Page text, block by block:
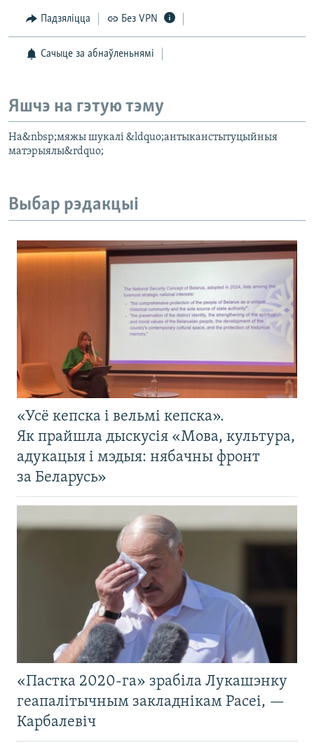
Падзяліцца Без VPN
Сачыце за абнаўленьнямі
Яшчэ на гэтую тэму
На&nbsp;мяжы шукалі &ldquo;антыканстытуцыйныя
матэрыялы&rdquo;
Выбар рэдакцыі
«Усё кепска і вельмі кепска».
Як прайшла дыскусія «Мова, культура,
адукацыя і мэдыя: нябачны фронт
за Беларусь»
«Пастка 2020-га» зрабіла Лукашэнку
геапалітычным закладнікам Расеі, —
Карбалевіч